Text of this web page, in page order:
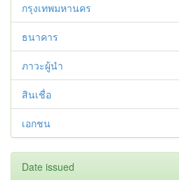
กรุงเทพมหานคร
ธนาคาร
ภาวะผู้นำ
สินเชื่อ
เอกชน
Date issued